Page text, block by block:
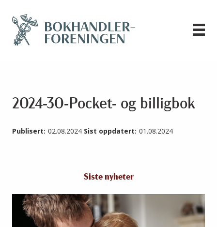
2024-30-Pocket- og billigbok
Publisert: 02.08.2024 Sist oppdatert: 01.08.2024
Siste nyheter